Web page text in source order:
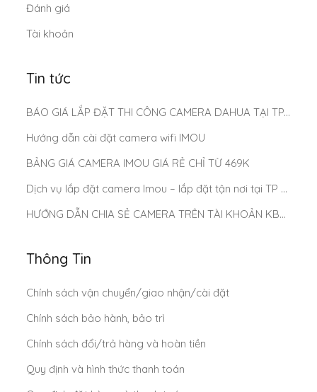
Đánh giá
Tài khoản
Tin tức
BÁO GIÁ LẮP ĐẶT THI CÔNG CAMERA DAHUA TẠI TP.HCM MỚI NHẤT 2025
Hướng dẫn cài đặt camera wifi IMOU
BẢNG GIÁ CAMERA IMOU GIÁ RẺ CHỈ TỪ 469K
Dịch vụ lắp đặt camera Imou – lắp đặt tận nơi tại TP Hồ Chí Minh
HƯỚNG DẪN CHIA SẺ CAMERA TRÊN TÀI KHOẢN KBONE
Thông Tin
Chính sách vận chuyển/giao nhận/cài đặt
Chính sách bảo hành, bảo trì
Chính sách đổi/trả hàng và hoàn tiền
Quy định và hình thức thanh toán